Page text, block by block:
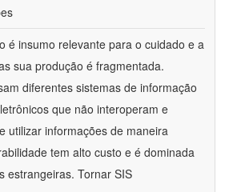
é insumo relevante para o cuidado e a
sua produção é fragmentada.
diferentes sistemas de informação
que não interoperam e
utilizar informações de maneira
tem alto custo e é dominada
estrangeiras. Tornar SIS